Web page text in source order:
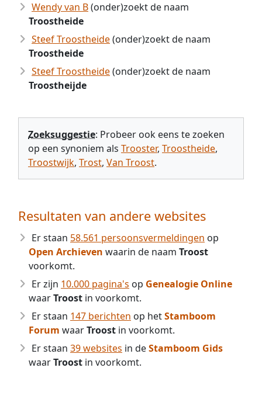
Wendy van B(onder)zoekt de naam
Troostheide
Steef Troostheide(onder)zoekt de naam
Troostheide
Steef Troostheide(onder)zoekt de naam
Troostheijde
Zoeksuggestie: Probeer ook eens te zoeken
op een synoniem als Trooster, Troostheide,
Troostwijk, Trost, Van Troost.
Resultaten van andere websites
Er staan 58.561 persoonsvermeldingen op
Open Archieven waarin de naam Troost
voorkomt.
Er zijn 10.000 pagina's op Genealogie Online
waarTroost in voorkomt.
Er staan 147 berichten op hetStamboom
Forum waarTroost in voorkomt.
Er staan 39 websites in deStamboom Gids
waarTroost in voorkomt.